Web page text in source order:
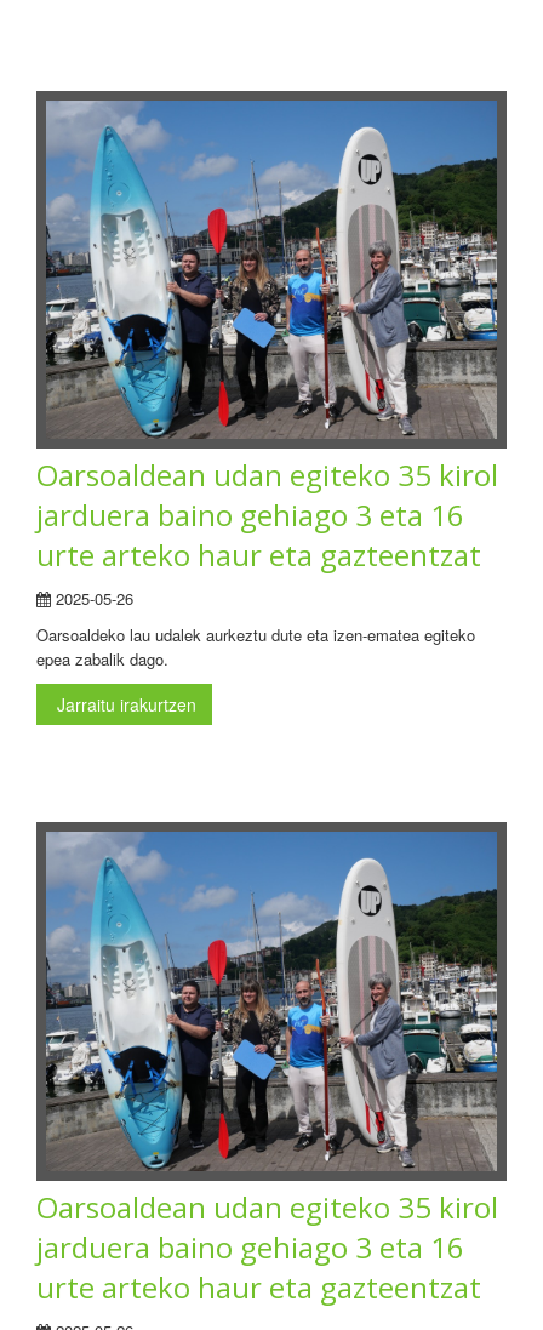
Oarsoaldean udan egiteko 35 kirol
jarduera baino gehiago 3 eta 16
urte arteko haur eta gazteentzat
2025-05-26
Oarsoaldeko lau udalek aurkeztu dute eta izen-ematea egiteko
epea zabalik dago.
Jarraitu irakurtzen
Oarsoaldean udan egiteko 35 kirol
jarduera baino gehiago 3 eta 16
urte arteko haur eta gazteentzat